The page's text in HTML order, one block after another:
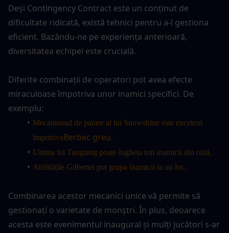
Deși Contingency Contract este un conținut de
dificultate ridicată, există tehnici pentru a-l gestiona
eficient. Bazându-ne pe experiența anterioară,
diversitatea echipei este crucială.
Diferite combinații de operatori pot avea efecte
miraculoase împotriva unor inamici specifici. De
exemplu:
Mecanismul de parare al lui Snowshine este excelent
împotrivaBerbec greu.
Ultima lui Tangtang poate îngheța toți inamicii din rază.
Abilitățile Gilbertei pot grupa inamicii la un loc.
Combinarea acestor mecanici unice vă permite să
gestionați o varietate de monștri. În plus, deoarece
acesta este evenimentul inaugural și mulți jucători s-ar